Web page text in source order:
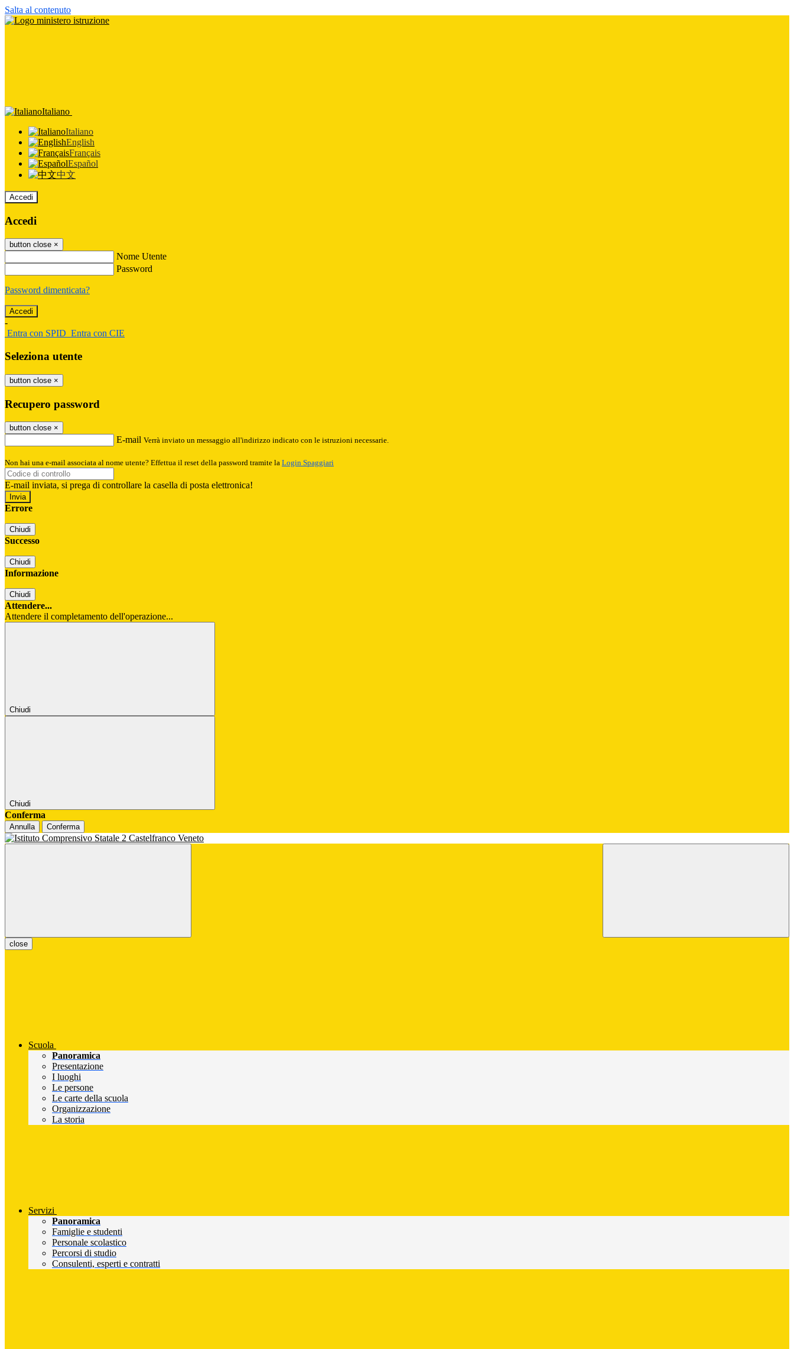
Salta al contenuto
Italiano
Italiano
English
Français
Español
中文
Accedi
Accedi
button close ×
Nome Utente
Password
Password dimenticata?
-
Entra con SPID Entra con CIE
Seleziona utente
button close ×
Recupero password
button close ×
E-mail Verrà inviato un messaggio all'indirizzo indicato con le istruzioni necessarie.
Non hai una e-mail associata al nome utente? Effettua il reset della password tramite la Login Spaggiari
E-mail inviata, si prega di controllare la casella di posta elettronica!
Errore
Chiudi
Successo
Chiudi
Informazione
Chiudi
Attendere...
Attendere il completamento dell'operazione...
Chiudi
Chiudi
Conferma
Annulla Conferma
close
Scuola
Panoramica
Presentazione
I luoghi
Le persone
Le carte della scuola
Organizzazione
La storia
Servizi
Panoramica
Famiglie e studenti
Personale scolastico
Percorsi di studio
Consulenti, esperti e contratti